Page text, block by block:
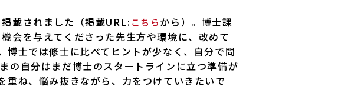
載されました（掲載URL: こちらから）。博士課
会を与えてくださった先生方や環境に、改めて
士では修士に比べてヒントが少なく、自分で問
の自分はまだ博士のスタートラインに立つ準備が
ね、悩み抜きながら、力をつけていきたいで